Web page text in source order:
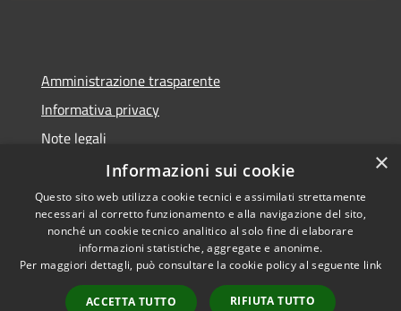
Amministrazione trasparente
Informativa privacy
Note legali
Dichiarazione di accessibilità
RSS
Accessibilità
Copyright © 2026 • Comune di
Municipium• Accesso
×
Informazioni sui cookie
Questo sito web utilizza cookie tecnici e assimilati strettamente
necessari al corretto funzionamento e alla navigazione del sito,
nonché un cookie tecnico analitico al solo fine di elaborare
informazioni statistiche, aggregate e anonime.
Per maggiori dettagli, può consultare la cookie policy al seguente link
ACCETTA TUTTO RIFIUTA TUTTO